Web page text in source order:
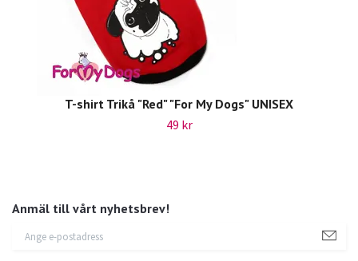
Anmäl till vårt nyhetsbrev!
T-shirt Trikå "Red" "For My Dogs" UNISEX
49 kr